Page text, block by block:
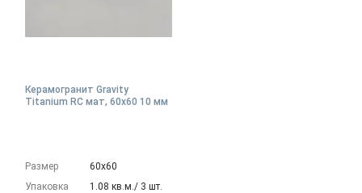
Керамогранит Gravity
Titanium RC мат, 60x60 10 мм
Размер
60х60
Упаковка
1.08 кв.м./ 3 шт.